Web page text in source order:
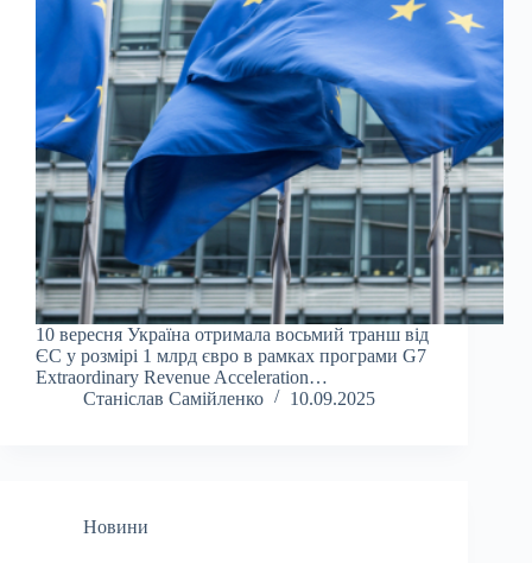
10 вересня Україна отримала восьмий транш від
ЄС у розмірі 1 млрд євро в рамках програми G7
Extraordinary Revenue Acceleration…
Станіслав Самійленко
10.09.2025
Новини